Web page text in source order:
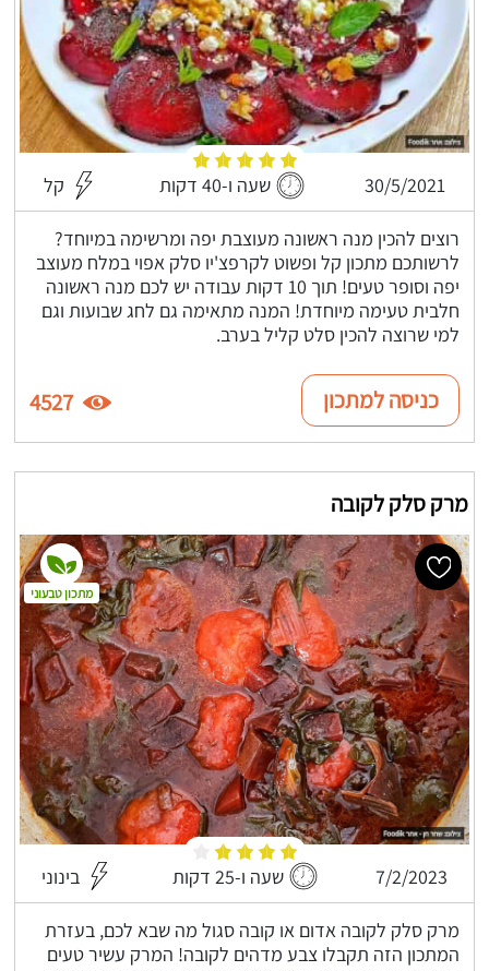
30/5/2021 שעה ו-40 דקות קל
רוצים להכין מנה ראשונה מעוצבת יפה ומרשימה במיוחד?
לרשותכם מתכון קל ופשוט לקרפצ'יו סלק אפוי במלח מעוצב
יפה וסופר טעים! תוך 10 דקות עבודה יש לכם מנה ראשונה
חלבית טעימה מיוחדת! המנה מתאימה גם לחג שבועות וגם
למי שרוצה להכין סלט קליל בערב.
כניסה למתכון 4527
מרק סלק לקובה
7/2/2023 שעה ו-25 דקות בינוני
מרק סלק לקובה אדום או קובה סגול מה שבא לכם, בעזרת
המתכון הזה תקבלו צבע מדהים לקובה! המרק עשיר טעים
מתכון טבעוני